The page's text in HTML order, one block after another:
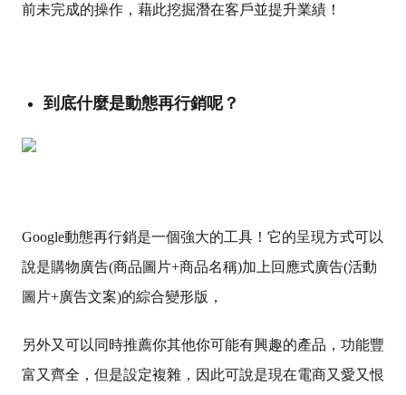
前未完成的操作，藉此挖掘潛在客戶並提升業績！
到底什麼是動態再行銷呢？
Google動態再行銷是一個強大的工具！它的呈現方式可以
說是購物廣告(商品圖片+商品名稱)加上回應式廣告(活動
圖片+廣告文案)的綜合變形版，
另外又可以同時推薦你其他你可能有興趣的產品，功能豐
富又齊全，但是設定複雜，因此可說是現在電商又愛又恨